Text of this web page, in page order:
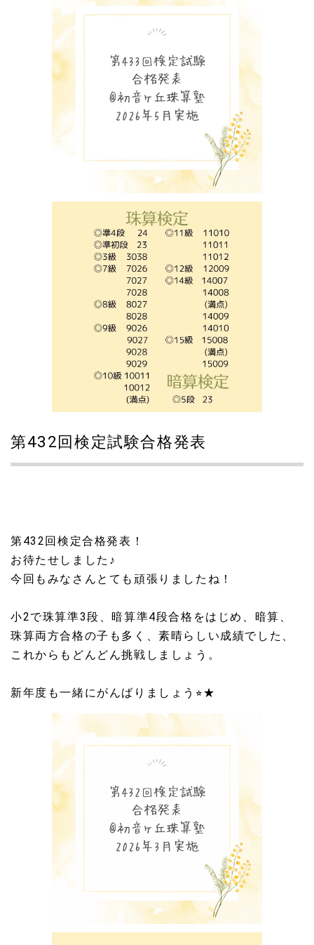
第432回検定試験合格発表
第432回検定合格発表！
お待たせしました♪
今回もみなさんとても頑張りましたね！
小2で珠算準3段、暗算準4段合格をはじめ、暗算、
珠算両方合格の子も多く、素晴らしい成績でした、
これからもどんどん挑戦しましょう。
新年度も一緒にがんばりましょう⭐︎★